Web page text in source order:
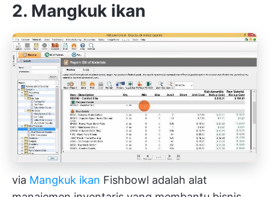
2. Mangkuk ikan
via Mangkuk ikan Fishbowl adalah alat